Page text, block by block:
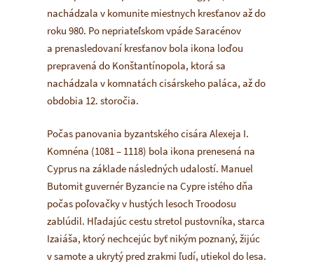
nachádzala v komunite miestnych kresťanov až do
roku 980. Po nepriateľskom vpáde Saracénov
a prenasledovaní kresťanov bola ikona loďou
prepravená do Konštantínopola, ktorá sa
nachádzala v komnatách cisárskeho paláca, až do
obdobia 12. storočia.
Počas panovania byzantského cisára Alexeja I.
Komnéna (1081 – 1118) bola ikona prenesená na
Cyprus na základe následných udalostí. Manuel
Butomit guvernér Byzancie na Cypre istého dňa
počas poľovačky v hustých lesoch Troodosu
zablúdil. Hľadajúc cestu stretol pustovníka, starca
Izaiáša, ktorý nechcejúc byť nikým poznaný, žijúc
v samote a ukrytý pred zrakmi ľudí, utiekol do lesa.